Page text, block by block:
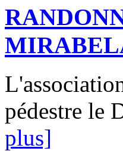
pédestre le
plus]